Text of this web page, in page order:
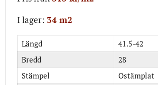
I lager: 34 m2
Längd
41.5-42
Bredd
28
Stämpel
Ostämplat